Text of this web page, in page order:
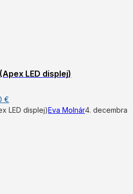
LED displej)
€
price
LED displej)Eva Molnár4. decembra